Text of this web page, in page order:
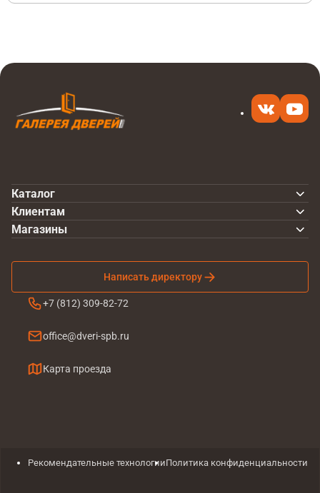
Каталог
Клиентам
Написать директору
+7 (812) 309-82-72
office@dveri-spb.ru
Карта проезда
Магазины
Рекомендательные технологииПолитика конфиденциальности